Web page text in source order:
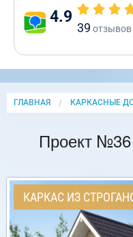
4.9
39 отзывов
ГЛАВНАЯ КАРКАСНЫЕ
Проект
КАРКАС ИЗ